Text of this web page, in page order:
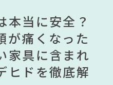
#おすすめ
ン#ファニタメ
#大川家具
ディネート
塚家具
イナーのアイ
？無印良品で
イナーがデザ
リアを一挙紹
越し業者を悩
し業者に敬遠
を徹底解
本当に安全？
が痛くなった
家具に含まれ
ヒドを徹底解
れにしたい人
インテリアス
スタイルまで
インテリアス
イナーのアイ
？無印良品で
イナーがデザ
リアを一挙紹
越し業者を悩
し業者に敬遠
を徹底解